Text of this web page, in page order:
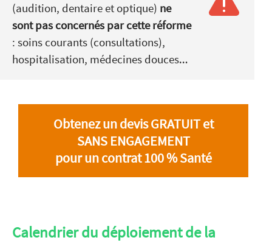
(audition, dentaire et optique) ne
sont pas concernés par cette réforme
: soins courants (consultations),
hospitalisation, médecines douces…
Obtenez un devis GRATUIT et
SANS ENGAGEMENT
pour un contrat 100 % Santé
Calendrier du déploiement de la